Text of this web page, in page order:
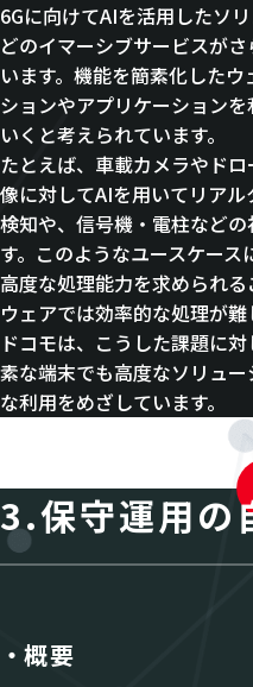
6Gに向けてAIを活用したソ
どのイマーシブサービスが
います。機能を簡素化した
ションやアプリケーション
いくと考えられています。
たとえば、車載カメラやド
像に対してAIを用いてリア
検知や、信号機・電柱など
す。このようなユースケー
高度な処理能力を求められ
ウェアでは効率的な処理が難
ドコモは、こうした課題に
素な端末でも高度なソリュ
な利用をめざしています。
3.保守運用の
概要